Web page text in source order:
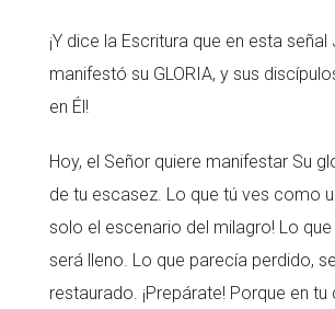
¡Y dice la Escritura que en esta señal
manifestó su GLORIA, y sus
en Él!
Hoy, el Señor quiere manifestar Su
de tu escasez. Lo que tú ves como
solo el escenario del milagro! Lo
será lleno. Lo que parecía perdido,
restaurado. ¡Prepárate! Porque en tu